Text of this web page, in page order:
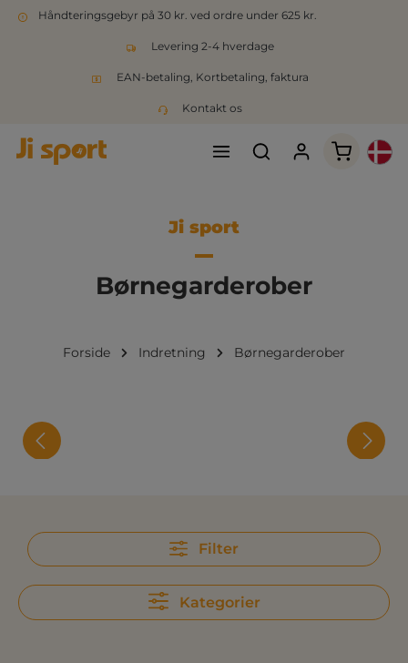
Håndteringsgebyr på 30 kr. ved ordre under 625 kr.
Levering 2-4 hverdage
EAN-betaling, Kortbetaling, faktura
Kontakt os
Ji sport
Børnegarderober
Forside Indretning Børnegarderober
Filter
Kategorier